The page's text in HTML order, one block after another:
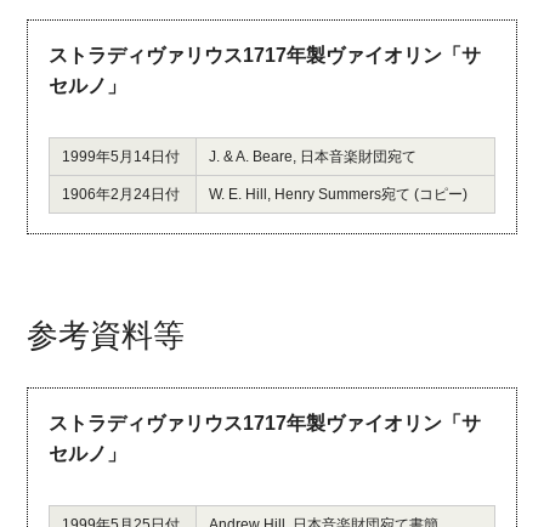
ストラディヴァリウス1717年製ヴァイオリン「サ
セルノ」
1999年5月14日付 J. & A. Beare, 日本音楽財団宛て
1906年2月24日付 W. E. Hill, Henry Summers宛て (コピー)
参考資料等
ストラディヴァリウス1717年製ヴァイオリン「サ
セルノ」